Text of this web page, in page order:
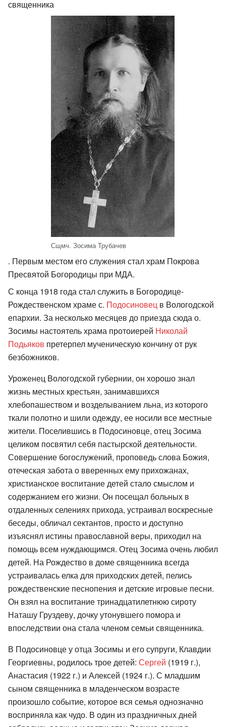
священника
Сщмч. Зосима Трубачев
. Первым местом его служения стал храм Покрова
Пресвятой Богородицы при МДА.
С конца 1918 года стал служить в Богородице-
Рождественском храме с. Подосиновец в Вологодской
епархии. За несколько месяцев до приезда сюда о.
Зосимы настоятель храма протоиерей Николай
Подьяков претерпел мученическую кончину от рук
безбожников.
Уроженец Вологодской губернии, он хорошо знал
жизнь местных крестьян, занимавшихся
хлебопашеством и возделыванием льна, из которого
ткали полотно и шили одежду, ее носили все местные
жители. Поселившись в Подосиновце, отец Зосима
целиком посвятил себя пастырской деятельности.
Совершение богослужений, проповедь слова Божия,
отеческая забота о вверенных ему прихожанах,
христианское воспитание детей стало смыслом и
содержанием его жизни. Он посещал больных в
отдаленных селениях прихода, устраивал воскресные
беседы, обличал сектантов, просто и доступно
изъяснял истины православной веры, приходил на
помощь всем нуждающимся. Отец Зосима очень любил
детей. На Рождество в доме священника всегда
устраивалась елка для приходских детей, пелись
рождественские песнопения и детские игровые песни.
Он взял на воспитание тринадцатилетнюю сироту
Наташу Груздеву, дочку утонувшего помора и
впоследствии она стала членом семьи священника.
В Подосиновце у отца Зосимы и его супруги, Клавдии
Георгиевны, родилось трое детей: Сергей (1919 г.),
Анастасия (1922 г.) и Алексей (1924 г.). С младшим
сыном священника в младенческом возрасте
произошло событие, которое вся семья однозначно
восприняла как чудо. В один из праздничных дней